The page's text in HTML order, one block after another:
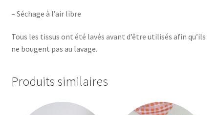
– Séchage à l’air libre
Tous les tissus ont été lavés avant d’être utilisés afin qu’ils
ne bougent pas au lavage.
Produits similaires